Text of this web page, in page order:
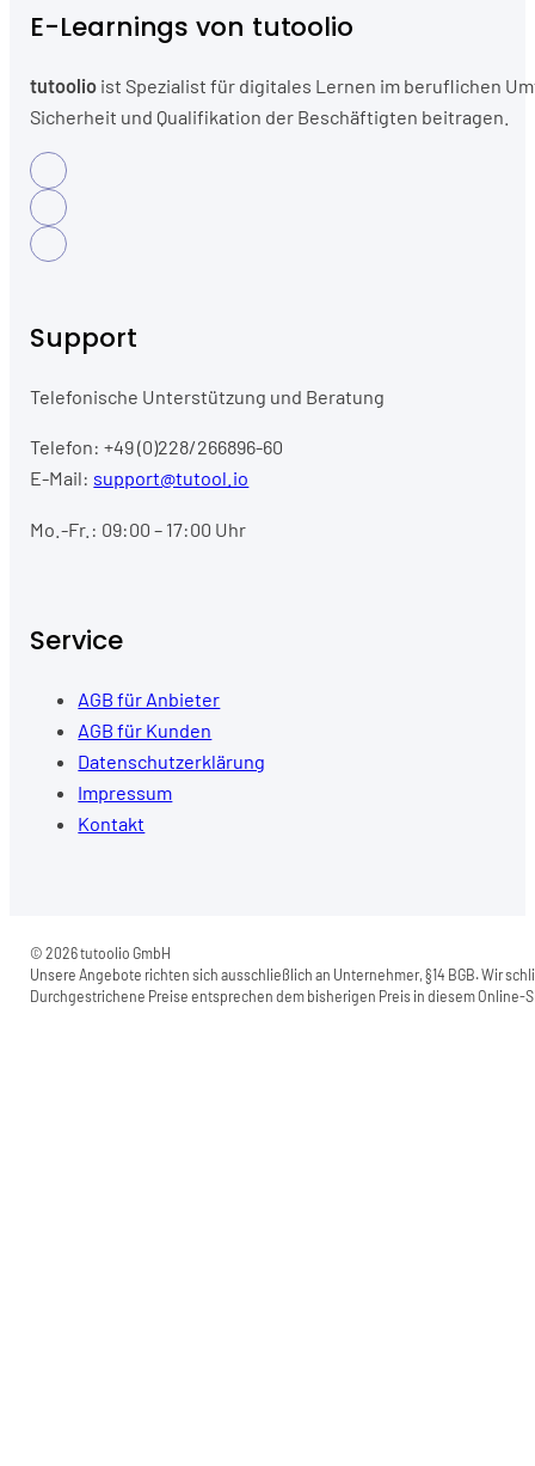
E-Learnings von tutoolio
tutoolio ist Spezialist für digitales Lernen im beruflichen
Sicherheit und Qualifikation der Beschäftigten beitragen.
Support
Telefonische Unterstützung und Beratung
Telefon: +49 (0)228/266896-60
E-Mail: support@tutool.io
Mo.-Fr.: 09:00 – 17:00 Uhr
Service
AGB für Anbieter
AGB für Kunden
Datenschutzerklärung
Impressum
Kontakt
© 2026 tutoolio GmbH
Unsere Angebote richten sich ausschließlich an Unternehmer, §14 BGB. Wir
Durchgestrichene Preise entsprechen dem bisherigen Preis in diesem